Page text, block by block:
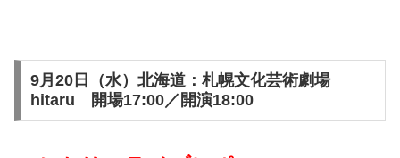
9月20日（水）北海道：札幌文化芸術劇場
hitaru 開場17:00／開演18:00